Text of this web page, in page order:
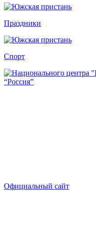
Праздники
Спорт
“Россия”
Официальный сайт